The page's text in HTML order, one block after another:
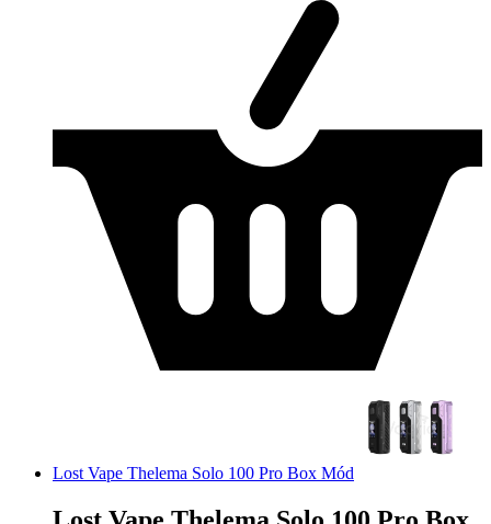
Lost Vape Thelema Solo 100 Pro Box Mód